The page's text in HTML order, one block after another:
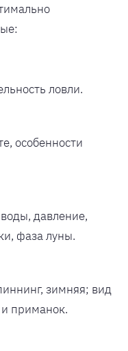
ловли.
особенности
давление,
фаза луны.
зимняя; вид
приманок.